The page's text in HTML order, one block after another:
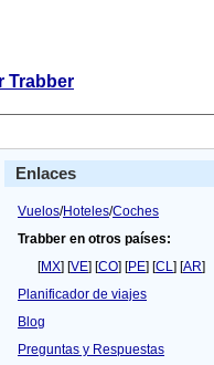
Trabber
Enlaces
Vuelos/Hoteles/Coches
Trabber en otros países:
[MX] [VE] [CO] [PE] [CL] [AR]
Planificador de viajes
Blog
Preguntas y Respuestas